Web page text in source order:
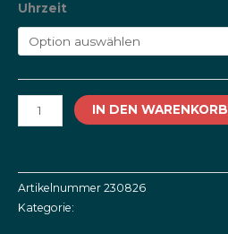
Uhrzeit
Mysteryhall
|
Radolfzeller
|
Einzelticket
Menge
IN DEN WARENKORB
Artikelnummer 230826
Kategorie: